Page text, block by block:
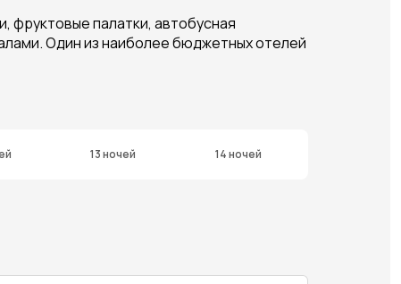
фруктовые палатки, автобусная
Один из наиболее бюджетных отелей
13 ночей 14 ночей